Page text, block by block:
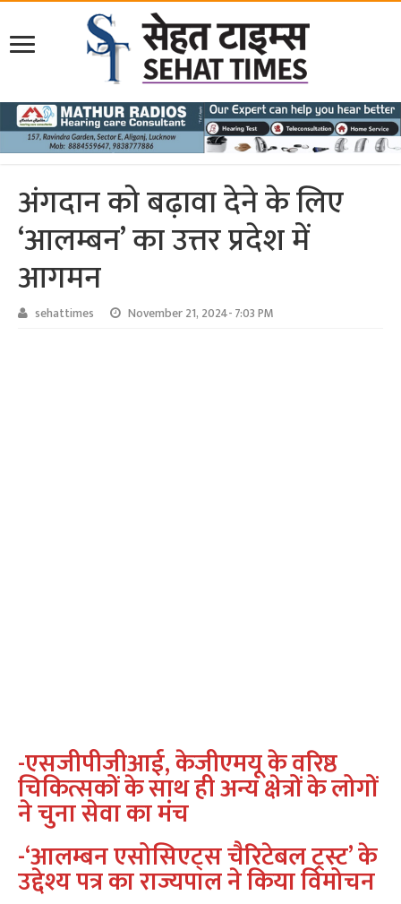
अंगदान को बढ़ावा देने के लिए
‘आलम्बन’ का उत्तर प्रदेश में
आगमन
sehattimes November 21, 2024- 7:03 PM
-एसजीपीजीआई, केजीएमयू के वरिष्ठ
चिकित्सकों के साथ ही अन्य क्षेत्रों के लोगों
ने चुना सेवा का मंच
-‘आलम्बन एसोसिएट्स चैरिटेबल ट्रस्ट’ के
उद्देश्य पत्र का राज्यपाल ने किया विमोचन